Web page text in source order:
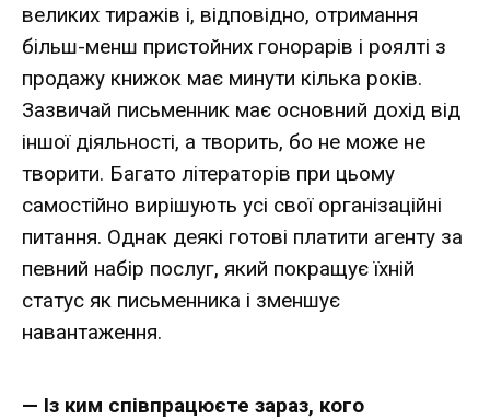
великих тиражів і, відповідно, отримання
більш-менш пристойних гонорарів і роялті з
продажу книжок має минути кілька років.
Зазвичай письменник має основний дохід від
іншої діяльності, а творить, бо не може не
творити. Багато літераторів при цьому
самостійно вирішують усі свої організаційні
питання. Однак деякі готові платити агенту за
певний набір послуг, який покращує їхній
статус як письменника і зменшує
навантаження.
— Із ким співпрацюєте зараз, кого